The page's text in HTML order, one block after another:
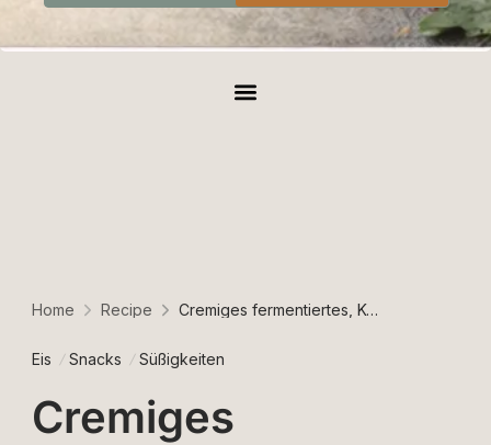
Home Recipe Cremiges fermentiertes, Keto Bananeneis aus der Creami
Eis Snacks Süßigkeiten
Cremiges